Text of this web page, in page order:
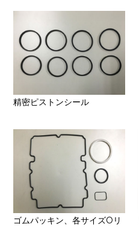
精密ピストンシール
ゴムパッキン、各サイズOリ